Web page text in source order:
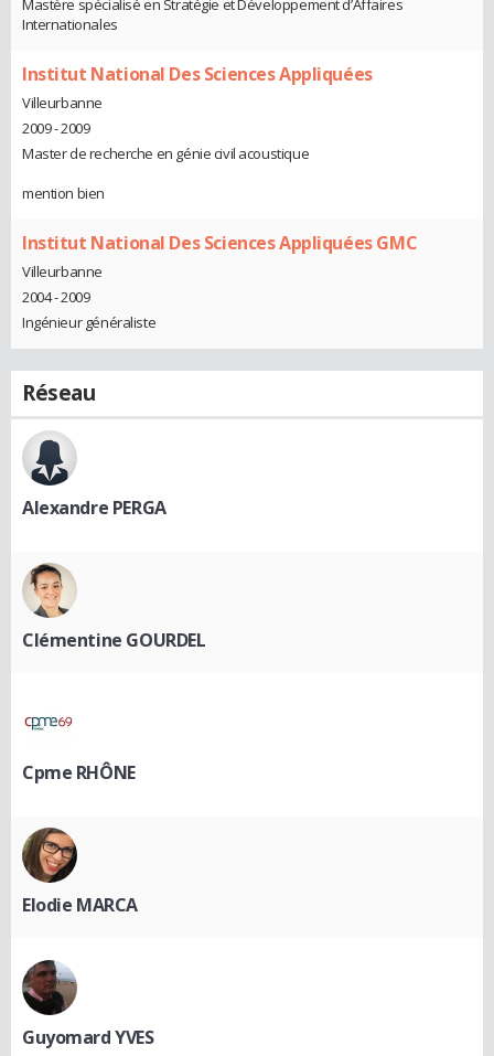
Mastère spécialisé en Stratégie et Développement d’Affaires
Internationales
Institut National Des Sciences Appliquées
Villeurbanne
2009 - 2009
Master de recherche en génie civil acoustique
mention bien
Institut National Des Sciences Appliquées GMC
Villeurbanne
2004 - 2009
Ingénieur généraliste
Réseau
Alexandre PERGA
Clémentine GOURDEL
Cpme RHÔNE
Elodie MARCA
Guyomard YVES